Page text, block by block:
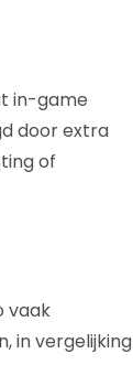
in-game
door extra
of
vaak
in vergelijking